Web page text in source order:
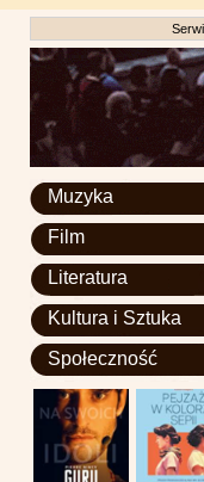
Muzyka
Film
Literatura
Kultura i Sztuka
Społeczność